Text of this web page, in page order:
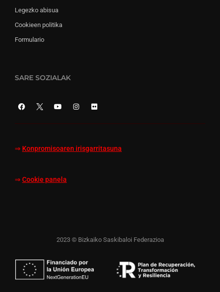
Legezko abisua
Cookieen politika
Formulario
SARE SOZIALAK
⇒ Konpromisoaren irisgarritasuna
⇒ Cookie panela
2023 © Bizkaiko Saskibaloi Federazioa